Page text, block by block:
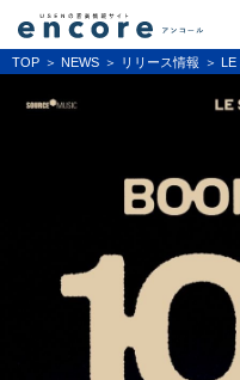
TOP NEWS リリース情報 LE